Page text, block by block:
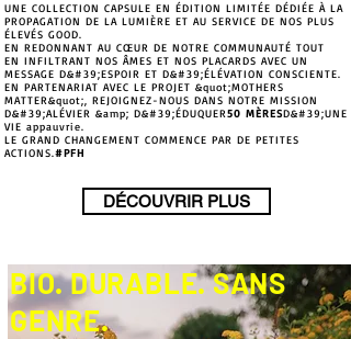
UNE COLLECTION CAPSULE EN ÉDITION LIMITÉE DÉDIÉE À LA
PROPAGATION DE LA LUMIÈRE ET AU SERVICE DE NOS PLUS
ÉLEVÉS GOOD.
EN REDONNANT AU CŒUR DE NOTRE COMMUNAUTÉ TOUT
EN INFILTRANT NOS ÂMES ET NOS PLACARDS AVEC UN
MESSAGE D&#39;ESPOIR ET D&#39;ÉLÉVATION CONSCIENTE.
EN PARTENARIAT AVEC LE PROJET &quot;MOTHERS
MATTER&quot;, REJOIGNEZ-NOUS DANS NOTRE MISSION
D&#39;ALÉVIER &amp; D&#39;ÉDUQUER50 MÈRESD&#39;UNE
VIE appauvrie.
LE GRAND CHANGEMENT COMMENCE PAR DE PETITES
ACTIONS.#PFH
DÉCOUVRIR PLUS
BIO. DURABLE. SANS
GENRE.